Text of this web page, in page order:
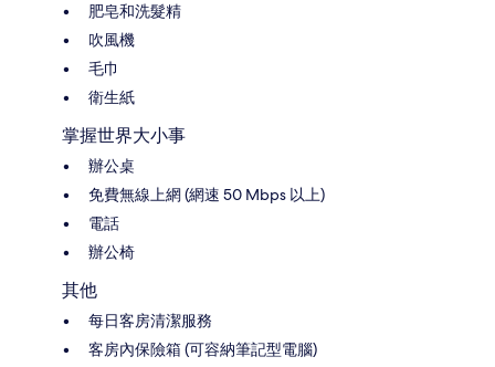
肥皂和洗髮精
吹風機
毛巾
衛生紙
掌握世界大小事
辦公桌
免費無線上網 (網速 50 Mbps 以上)
電話
辦公椅
其他
每日客房清潔服務
客房內保險箱 (可容納筆記型電腦)